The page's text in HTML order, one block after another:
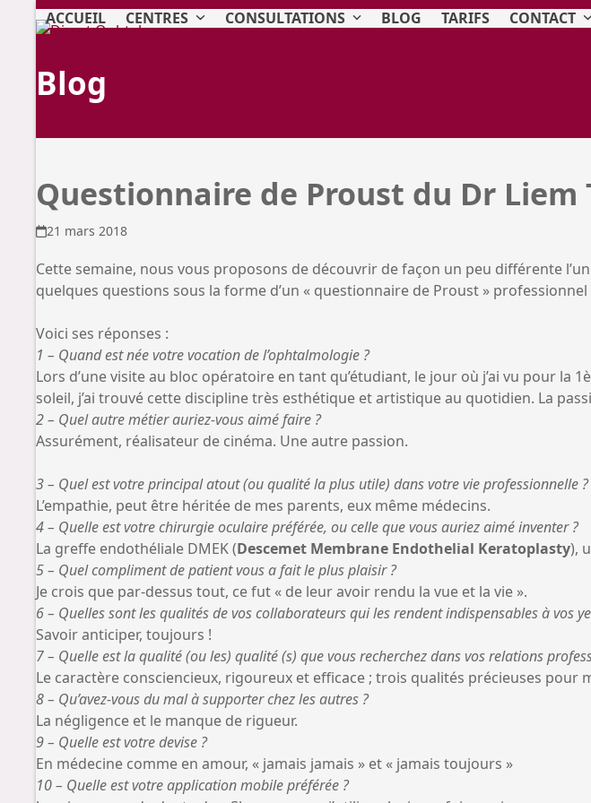
ACCUEIL CENTRES CONSULTATIONS BLOG TARIFS CONTACT
Blog
Questionnaire de Proust du Dr Liem
21 mars 2018
Cette semaine, nous vous proposons de découvrir de façon un peu différente
quelques questions sous la forme d’un « questionnaire de Proust »
Voici ses réponses :
1 – Quand est née votre vocation de l’ophtalmologie ?
Lors d’une visite au bloc opératoire en tant qu’étudiant, le jour où j’ai vu pour la 1
soleil, j’ai trouvé cette discipline très esthétique et artistique au quotidien. La
2 – Quel autre métier auriez-vous aimé faire ?
Assurément, réalisateur de cinéma. Une autre passion.
3 – Quel est votre principal atout (ou qualité la plus utile) dans votre vie professionnelle ?
L’empathie, peut être héritée de mes parents, eux même médecins.
4 – Quelle est votre chirurgie oculaire préférée, ou celle que vous auriez aimé inventer ?
La greffe endothéliale DMEK (Descemet Membrane Endothelial Keratoplasty),
5 – Quel compliment de patient vous a fait le plus plaisir ?
Je crois que par-dessus tout, ce fut « de leur avoir rendu la vue et la vie ».
6 – Quelles sont les qualités de vos collaborateurs qui les rendent indispensables à vos
Savoir anticiper, toujours !
7 – Quelle est la qualité (ou les) qualité (s) que vous recherchez dans vos relations
Le caractère consciencieux, rigoureux et efficace ; trois qualités précieuses pour
8 – Qu’avez-vous du mal à supporter chez les autres ?
La négligence et le manque de rigueur.
9 – Quelle est votre devise ?
En médecine comme en amour, « jamais jamais » et « jamais toujours »
10 – Quelle est votre application mobile préférée ?